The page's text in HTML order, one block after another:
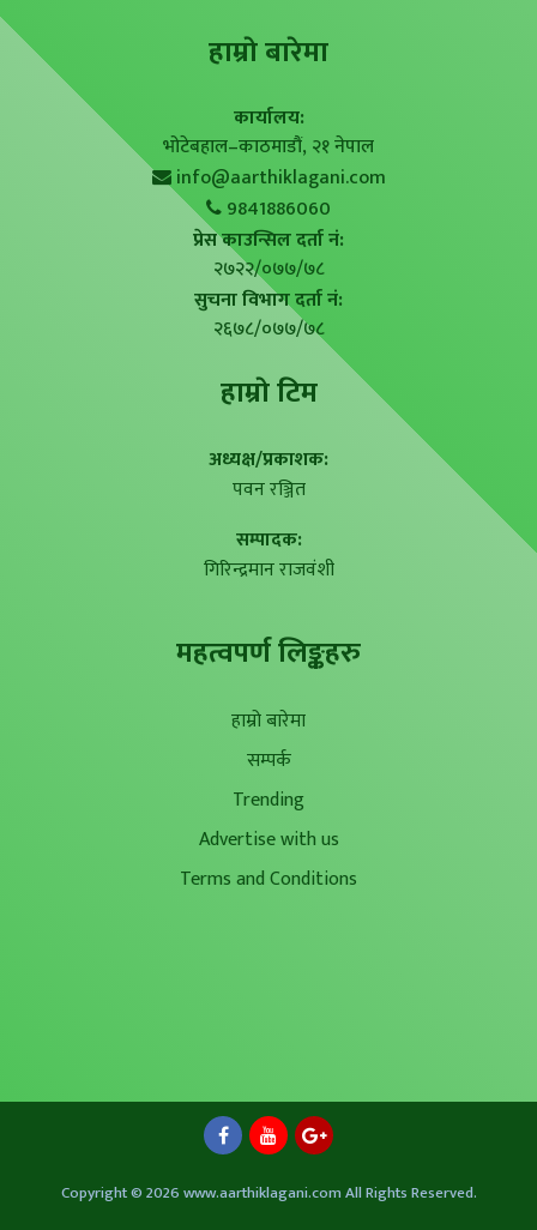
हाम्राे बारेमा
कार्यालय:
भोटेबहाल–काठमाडौं, २१ नेपाल
info@aarthiklagani.com
9841886060
प्रेस काउन्सिल दर्ता नं:
२७२२/०७७/७८
सुचना विभाग दर्ता नं:
२६७८/०७७/७८
हाम्राे टिम
अध्यक्ष/प्रकाशक:
पवन रञ्जित
सम्पादक:
गिरिन्द्रमान राजवंशी
महत्वपर्ण लिङ्कहरु
हाम्रो बारेमा
सम्पर्क
Trending
Advertise with us
Terms and Conditions
Copyright © 2026 www.aarthiklagani.com All Rights Reserved.